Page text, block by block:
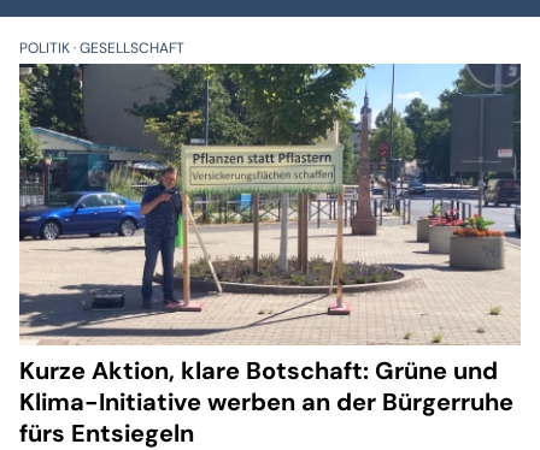
POLITIK GESELLSCHAFT
Kurze Aktion, klare Botschaft: Grüne und
Klima-Initiative werben an der Bürgerruhe
fürs Entsiegeln